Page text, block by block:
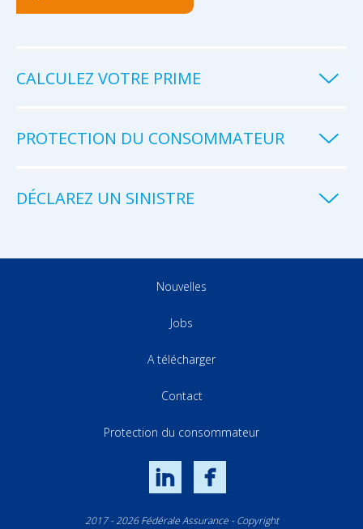
CALCULEZ VOTRE PRIME
PROTECTION DU CONSOMMATEUR
DÉCLAREZ UN SINISTRE
Nouvelles
Jobs
A télécharger
Contact
Protection du consommateur
LinkedIn
2017 - 2026 Fédérale Assurance - Copyright